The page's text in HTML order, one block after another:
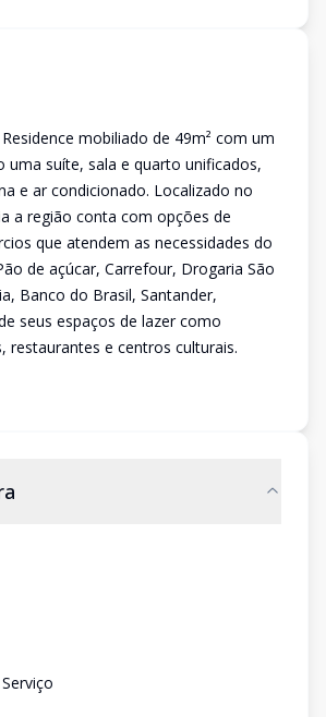
mobiliado de 49m² com um
uma suíte, sala e quarto unificados,
e ar condicionado. Localizado no
a região conta com opções de
que atendem as necessidades do
de açúcar, Carrefour, Drogaria São
Banco do Brasil, Santander,
seus espaços de lazer como
restaurantes e centros culturais.